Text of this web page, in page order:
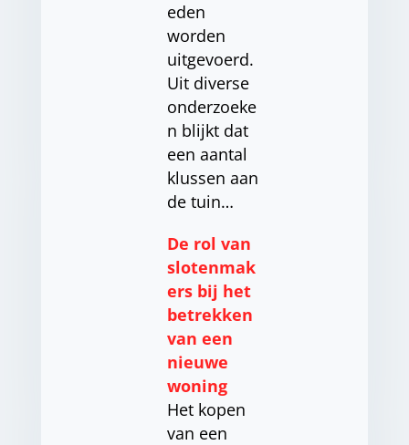
eden
worden
uitgevoerd.
Uit diverse
onderzoeke
n blijkt dat
een aantal
klussen aan
de tuin…
De rol van
slotenmak
ers bij het
betrekken
van een
nieuwe
woning
Het kopen
van een